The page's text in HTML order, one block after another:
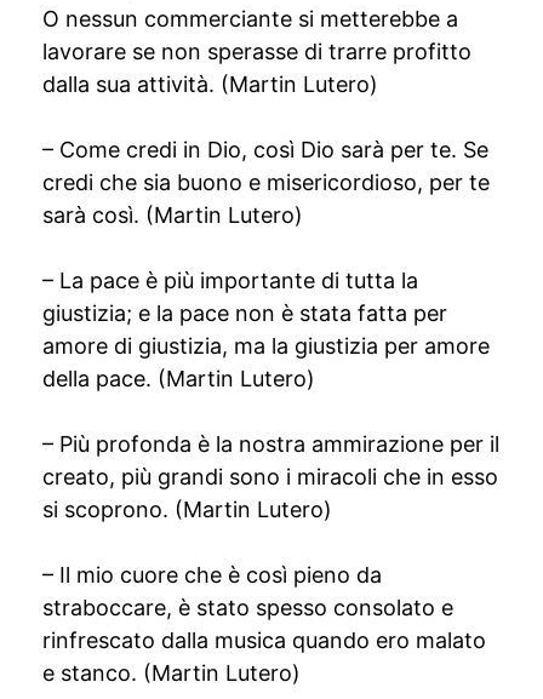
O nessun commerciante si metterebbe a
lavorare se non sperasse di trarre profitto
dalla sua attività. (Martin Lutero)
– Come credi in Dio, così Dio sarà per te. Se
credi che sia buono e misericordioso, per te
sarà così. (Martin Lutero)
– La pace è più importante di tutta la
giustizia; e la pace non è stata fatta per
amore di giustizia, ma la giustizia per amore
della pace. (Martin Lutero)
– Più profonda è la nostra ammirazione per il
creato, più grandi sono i miracoli che in esso
si scoprono. (Martin Lutero)
– Il mio cuore che è così pieno da
straboccare, è stato spesso consolato e
rinfrescato dalla musica quando ero malato
e stanco. (Martin Lutero)